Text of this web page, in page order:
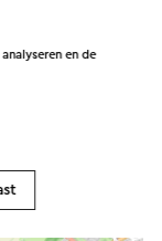
en de